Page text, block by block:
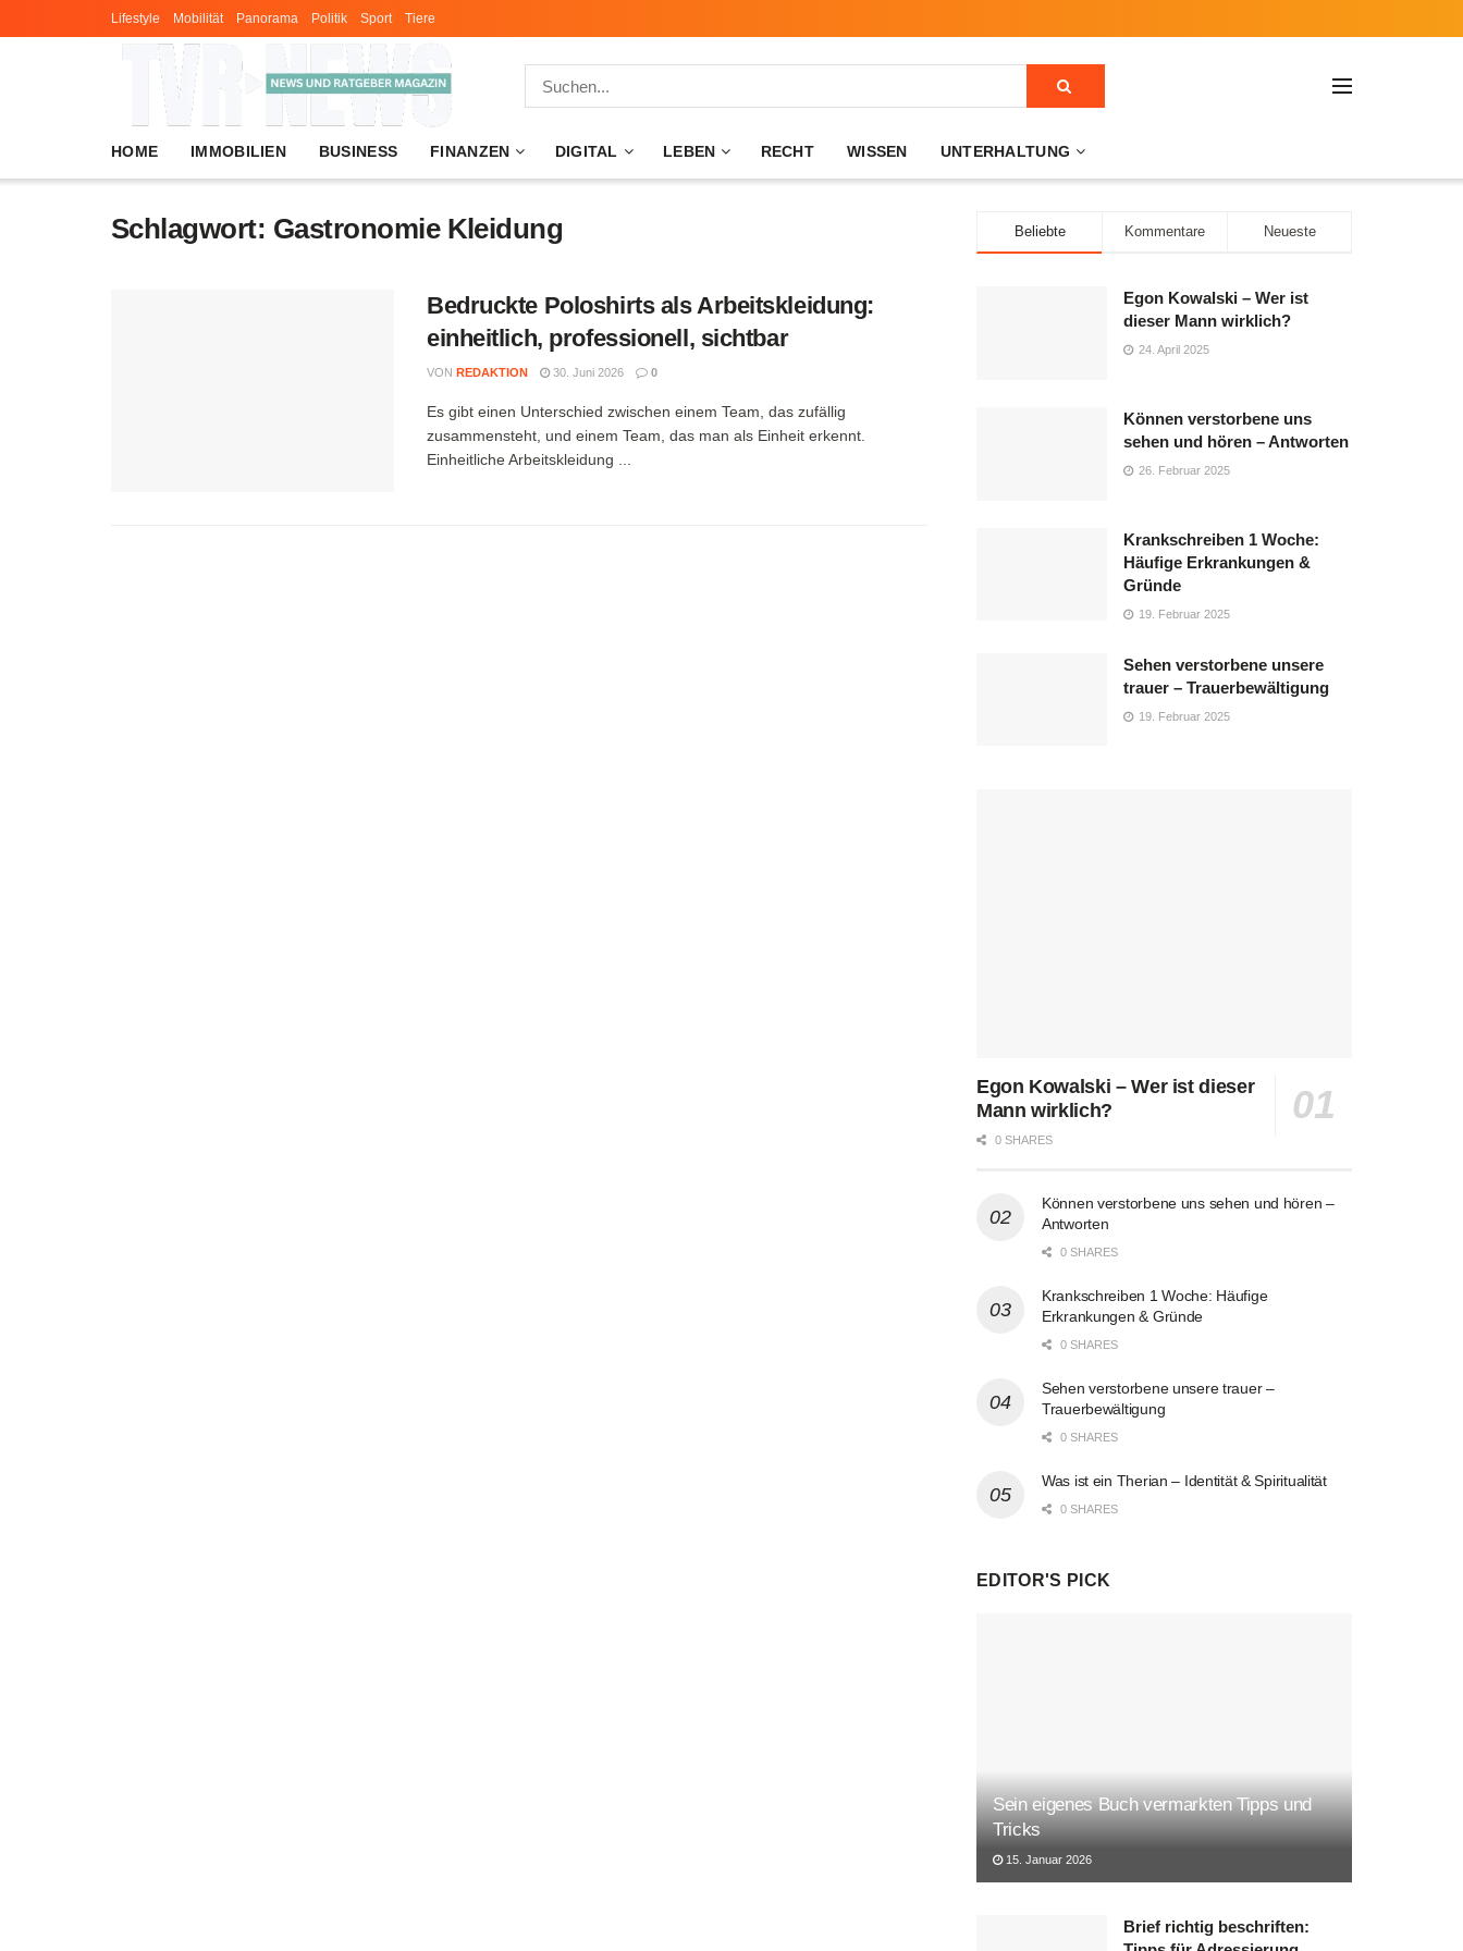
Lifestyle Mobilität Panorama Politik Sport Tiere
HOME IMMOBILIEN BUSINESS FINANZEN DIGITAL LEBEN RECHT WISSEN UNTERHALTUNG
Schlagwort: Gastronomie Kleidung
Bedruckte Poloshirts als Arbeitskleidung:
einheitlich, professionell, sichtbar
VON REDAKTION 30. Juni 2026 0
Es gibt einen Unterschied zwischen einem Team, das zufällig
zusammensteht, und einem Team, das man als Einheit erkennt.
Einheitliche Arbeitskleidung ...
Beliebte Kommentare Neueste
Egon Kowalski – Wer ist
dieser Mann wirklich?
24. April 2025
Können verstorbene uns
sehen und hören – Antworten
26. Februar 2025
Krankschreiben 1 Woche:
Häufige Erkrankungen &
Gründe
19. Februar 2025
Sehen verstorbene unsere
trauer – Trauerbewältigung
19. Februar 2025
Egon Kowalski – Wer ist dieser
Mann wirklich?
0 SHARES
Können verstorbene uns sehen und hören –
Antworten
0 SHARES
Krankschreiben 1 Woche: Häufige
Erkrankungen & Gründe
0 SHARES
Sehen verstorbene unsere trauer –
Trauerbewältigung
0 SHARES
Was ist ein Therian – Identität & Spiritualität
0 SHARES
EDITOR'S PICK
Sein eigenes Buch vermarkten Tipps und
Tricks
15. Januar 2026
Brief richtig beschriften: